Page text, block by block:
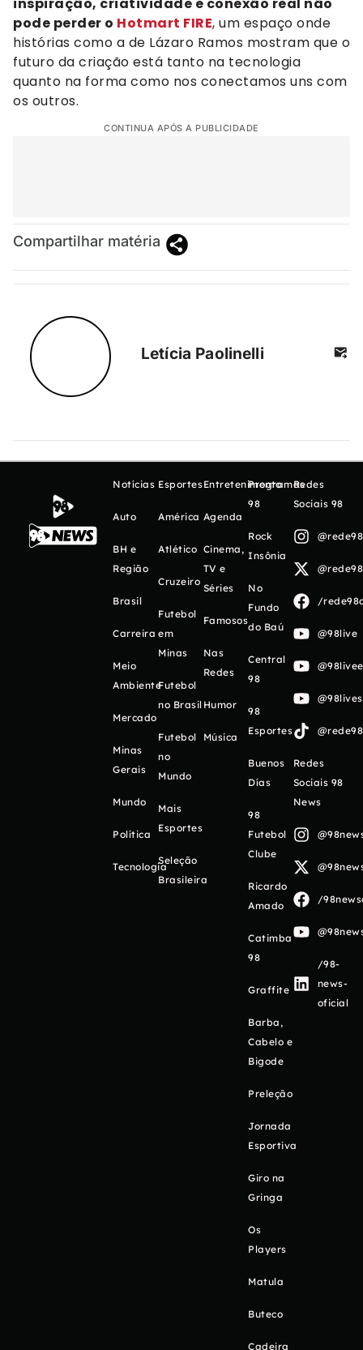
pode perder o Hotmart FIRE, um espaço onde
histórias como a de Lázaro Ramos mostram que o
futuro da criação está tanto na tecnologia
quanto na forma como nos conectamos uns com
os outros.
CONTINUA APÓS A PUBLICIDADE
Compartilhar matéria
Letícia Paolinelli
Notícias
Auto
BH e
Região
Brasil
Carreira
Meio
Ambiente
Mercado
Minas
Gerais
Mundo
Política
Tecnologia
Esportes
América
Atlético
Cruzeiro
Futebol
em
Minas
Futebol
no Brasil
Futebol
no
Mundo
Mais
Esportes
Seleção
Brasileira
Entretenimento
Agenda
Cinema,
TV e
Séries
Famosos
Nas
Redes
Humor
Música
Programas
98
Rock
Insônia
No
Fundo
do Baú
Central
98
98
Esportes
Buenos
Días
98
Futebol
Clube
Ricardo
Amado
Catimba
98
Graffite
Barba,
Cabelo e
Bigode
Preleção
Jornada
Esportiva
Giro na
Gringa
Os
Players
Matula
Buteco
Cadeira
Redes
Sociais 98
/
@98live
Redes
Sociais 98
News
/
/98-
news-
oficial